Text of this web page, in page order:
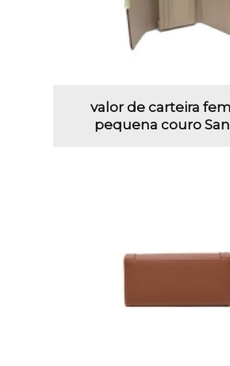
valor de carteira
pequena couro